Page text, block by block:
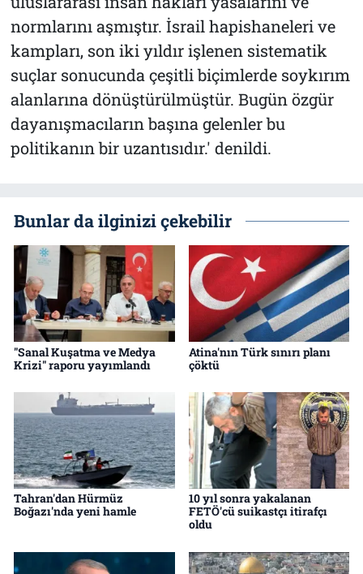
normlarını aşmıştır. İsrail hapishaneleri ve
kampları, son iki yıldır işlenen sistematik
suçlar sonucunda çeşitli biçimlerde soykırım
alanlarına dönüştürülmüştür. Bugün özgür
dayanışmacıların başına gelenler bu
politikanın bir uzantısıdır.' denildi.
Bunlar da ilginizi çekebilir
"Sanal Kuşatma ve Medya
Krizi" raporu yayımlandı
Atina'nın Türk sınırı planı
çöktü
Tahran'dan Hürmüz
Boğazı'nda yeni hamle
10 yıl sonra yakalanan
FETÖ'cü suikastçı itirafçı
oldu